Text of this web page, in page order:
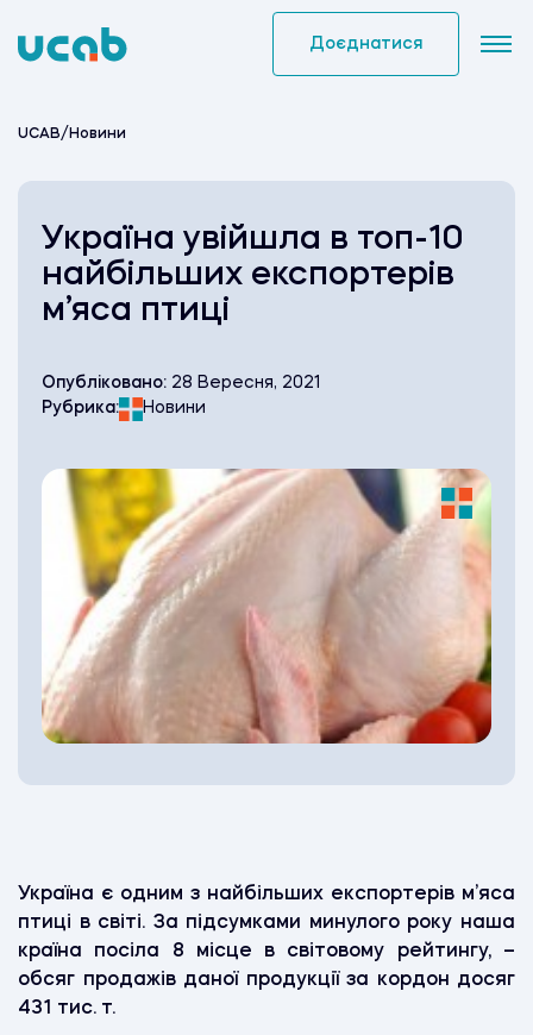
to
Доєднатися
UCAB/ Новини
Україна увійшла в топ-10
найбільших експортерів
м’яса птиці
Опубліковано: 28 Вересня, 2021
Рубрика:
Новини
Україна є одним з найбільших експортерів м’яса
птиці в світі. За підсумками минулого року наша
країна посіла 8 місце в світовому рейтингу, –
обсяг продажів даної продукції за кордон досяг
431 тис. т.